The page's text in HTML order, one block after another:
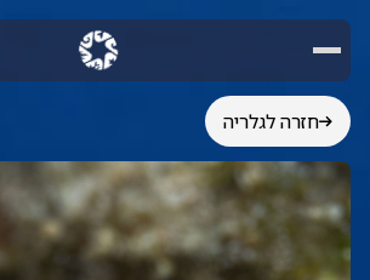
חזרה לגלריה